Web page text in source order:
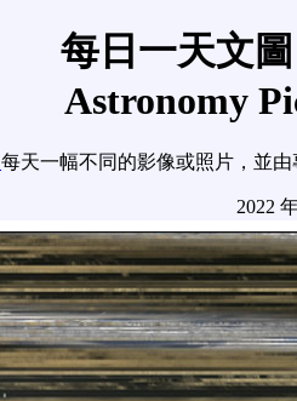
每日一天文
Astronomy
每天一幅不同的影像或照片，並
2022